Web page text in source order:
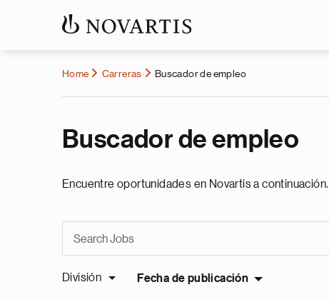
Home Carreras Buscador de empleo
Buscador de empleo
Encuentre oportunidades en Novartis a continuación.
División Fecha de publicación